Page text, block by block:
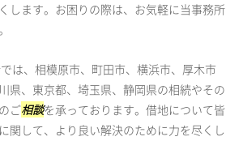
します。お困りの際は、お気軽に当事務所
は、相模原市、町田市、横浜市、厚木市
県、東京都、埼玉県、静岡県の相続やその
ご相談を承っております。借地について皆
関して、より良い解決のために力を尽くし